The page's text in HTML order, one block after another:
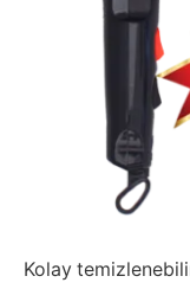
Kolay